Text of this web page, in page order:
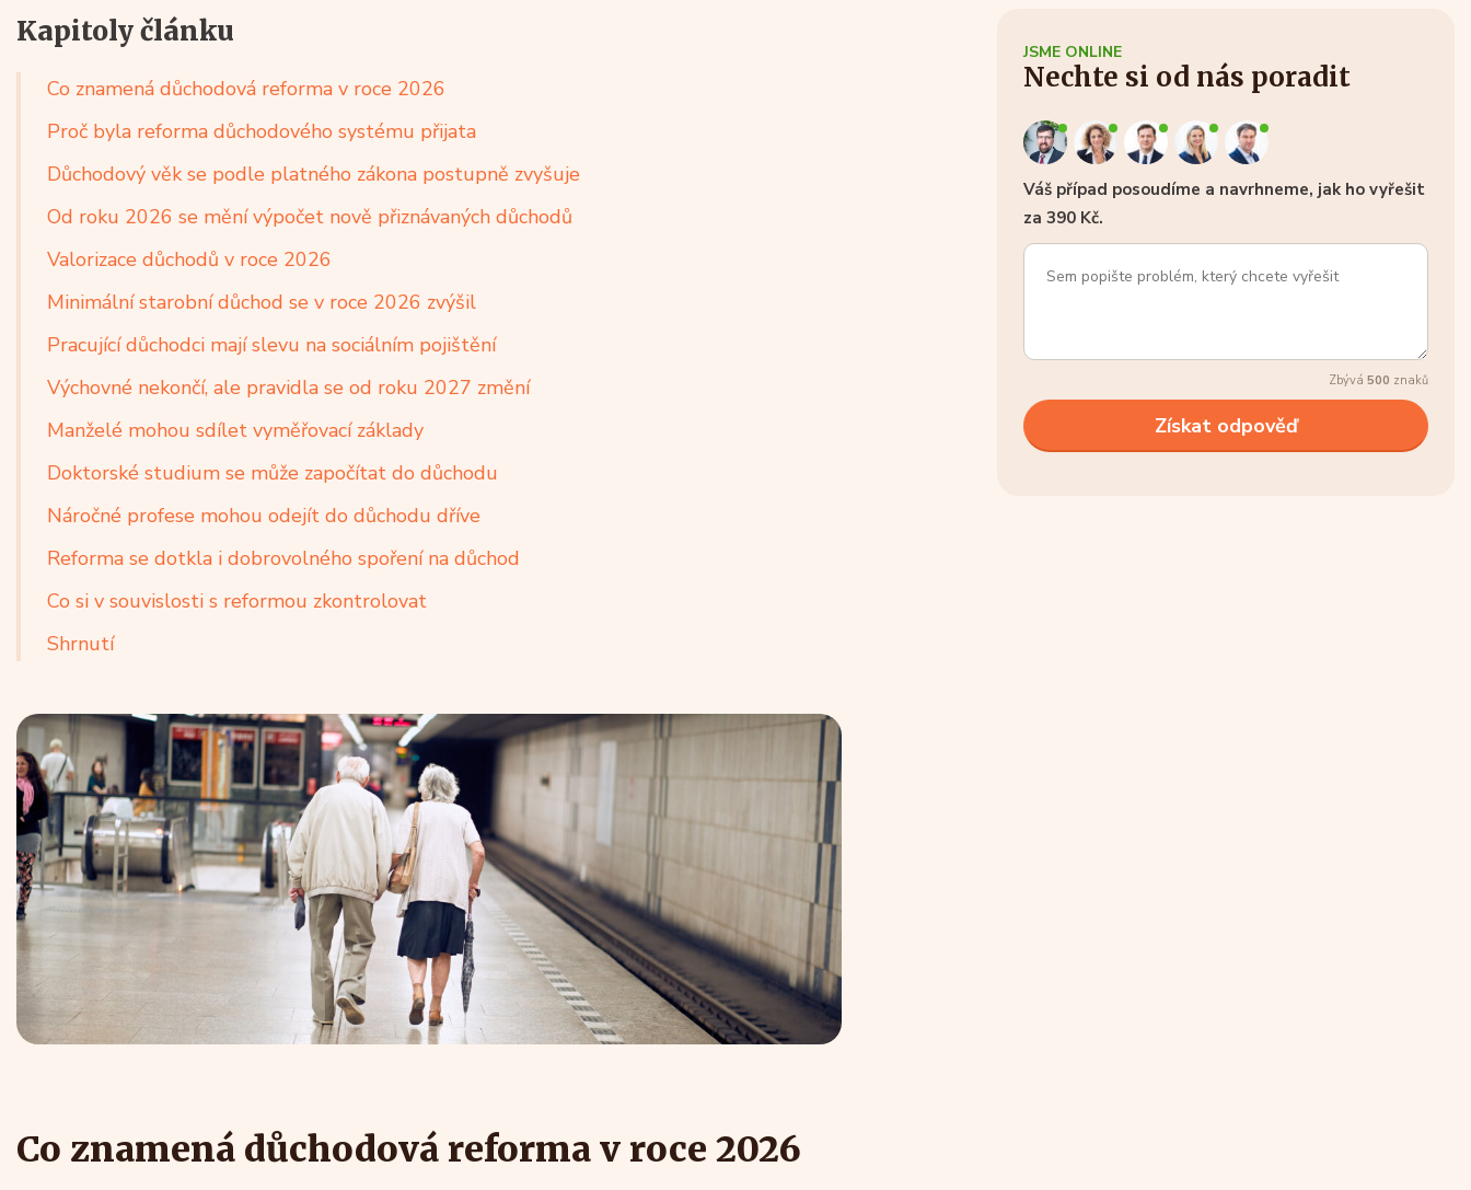
Kapitoly článku
Co znamená důchodová reforma v roce 2026
Proč byla reforma důchodového systému přijata
Důchodový věk se podle platného zákona postupně zvyšuje
Od roku 2026 se mění výpočet nově přiznávaných důchodů
Valorizace důchodů v roce 2026
Minimální starobní důchod se v roce 2026 zvýšil
Pracující důchodci mají slevu na sociálním pojištění
Výchovné nekončí, ale pravidla se od roku 2027 změní
Manželé mohou sdílet vyměřovací základy
Doktorské studium se může započítat do důchodu
Náročné profese mohou odejít do důchodu dříve
Reforma se dotkla i dobrovolného spoření na důchod
Co si v souvislosti s reformou zkontrolovat
Shrnutí
Co znamená důchodová reforma v roce 2026
JSME ONLINE
Nechte si od nás poradit
Váš případ posoudíme a navrhneme, jak ho vyřešit
za 390 Kč.
Zbývá 500 znaků